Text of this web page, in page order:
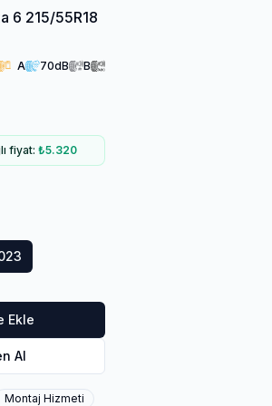
6 215/55R18
A 70dB B
fiyat: ₺5.320
Ekle
Al
Montaj Hizmeti